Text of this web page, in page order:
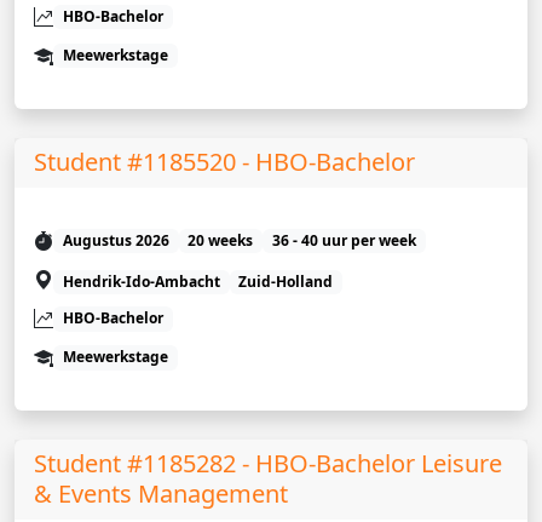
HBO-Bachelor
Meewerkstage
Student #1185520 - HBO-Bachelor
Augustus 2026 20 weeks
36 - 40 uur per week
Hendrik-Ido-Ambacht
Zuid-Holland
HBO-Bachelor
Meewerkstage
Student #1185282 - HBO-Bachelor Leisure
& Events Management